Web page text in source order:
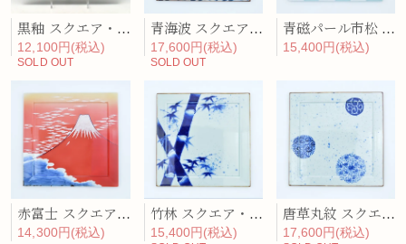
黒釉 スクエア・ディナープレート
12,100円(税込)
SOLD OUT
青海波 スクエア・ディナープレート
17,600円(税込)
SOLD OUT
青磁パール市松 スクエア・ディナープレート
15,400円(税込)
赤富士 スクエア・ディナープレート
14,300円(税込)
竹林 スクエア・ディナープレート
15,400円(税込)
唐草丸紋 スクエア・ディナープレート
17,600円(税込)